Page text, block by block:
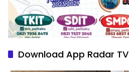
Download App Radar TV